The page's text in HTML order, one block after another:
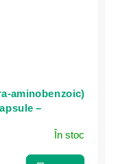
aminobenzoic)
–
În stoc